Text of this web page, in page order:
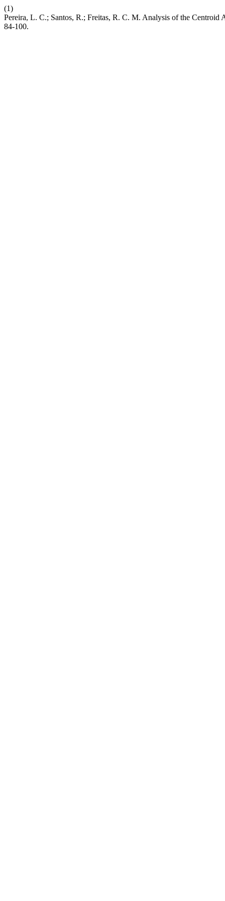
(1)
Pereira, L. C.; Santos, R.; Freitas, R. C. M. Analysis of the
84-100.